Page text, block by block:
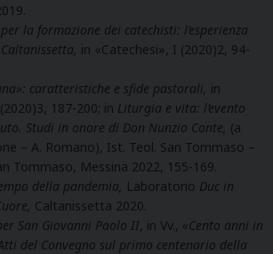
la formazione dei catechisti: l’esperienza
in «Catechesi», I (2020)2, 94-
caratteristiche e sfide pastorali, in
187-200; in Liturgia e vita: l’evento
Studi in onore di Don Nunzio Conte, (a
– A. Romano), Ist. Teol. San Tommaso –
Tommaso, Messina 2022, 155-169.
della pandemia, Laboratorio Duc in
Caltanissetta 2020.
San Giovanni Paolo II, in Vv., «Cento anni in
del Convegno sul primo centenario della